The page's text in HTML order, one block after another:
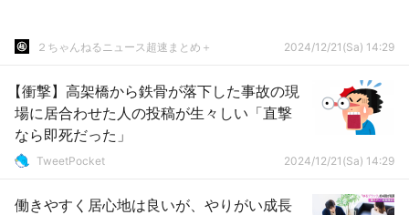
２ちゃんねるニュース超速まとめ＋ 2024/12/21(Sa) 14:29
【衝撃】高架橋から鉄骨が落下した事故の現
場に居合わせた人の投稿が生々しい「直撃
なら即死だった」
TweetPocket 2024/12/21(Sa) 14:29
働きやすく居心地は良いが、やりがい成長